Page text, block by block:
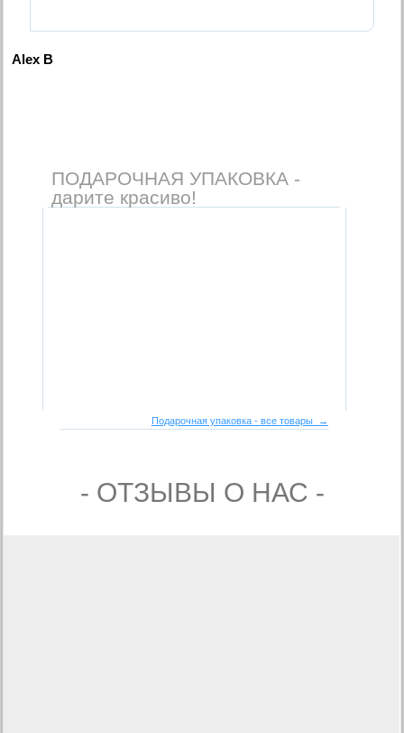
Alex B
ПОДАРОЧНАЯ УПАКОВКА -
дарите красиво!
Подарочная упаковка - все товары →
- ОТЗЫВЫ О НАС -